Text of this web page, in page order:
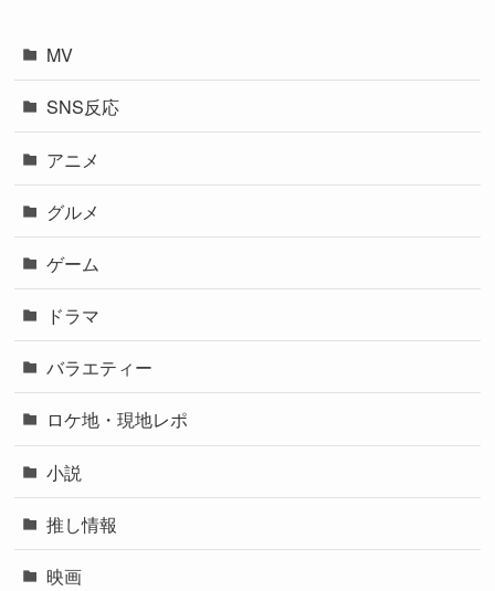
MV
SNS反応
アニメ
グルメ
ゲーム
ドラマ
バラエティー
ロケ地・現地レポ
小説
推し情報
映画